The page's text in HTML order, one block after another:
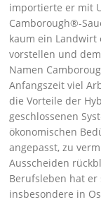
importierte er mit
Camborough®-
kaum ein Landwirt
vorstellen und
Namen
Anfangszeit viel
die Vorteile der
geschlossenen
ökonomischen
angepasst, zu
Ausscheiden
Berufsleben hat er
insbesondere in